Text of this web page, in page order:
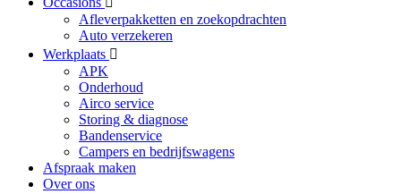
Afleverpakketten en zoekopdrachten
Auto verzekeren
Werkplaats
APK
Onderhoud
Airco service
Storing & diagnose
Bandenservice
Campers en bedrijfswagens
Afspraak maken
Over ons